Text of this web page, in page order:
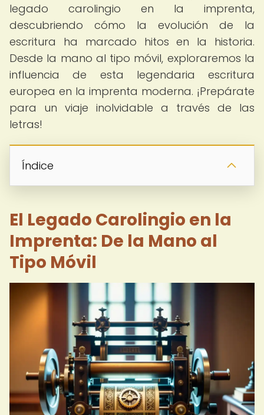
legado carolingio en la imprenta,
descubriendo cómo la evolución de la
escritura ha marcado hitos en la historia.
Desde la mano al tipo móvil, exploraremos la
influencia de esta legendaria escritura
europea en la imprenta moderna. ¡Prepárate
para un viaje inolvidable a través de las
letras!
Índice
El Legado Carolingio en la
Imprenta: De la Mano al
Tipo Móvil